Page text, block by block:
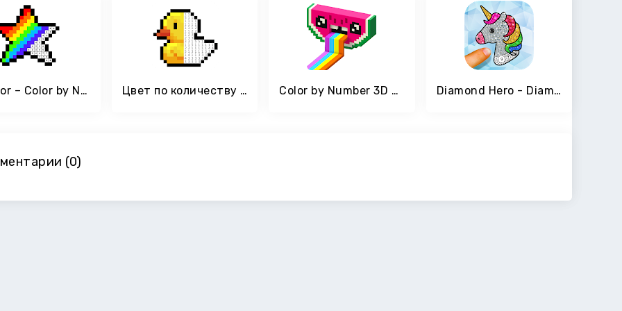
No.Color – Color by Number Цвет по количеству -песочница пиксельное искусство Color by Number 3D Voxly - Unicorn Pixel Art Diamond Hero - Diamond Number Coloring
(0)